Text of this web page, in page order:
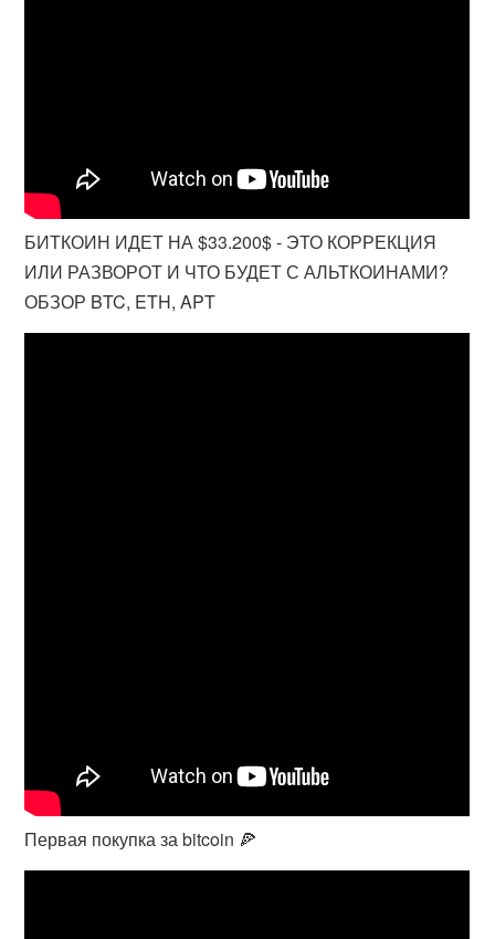
БИТКОИН ИДЕТ НА $33.200$ - ЭТО КОРРЕКЦИЯ
ИЛИ РАЗВОРОТ И ЧТО БУДЕТ С АЛЬТКОИНАМИ?
ОБЗОР BTC, ETH, APT
Первая покупка за bitcoin 🍕